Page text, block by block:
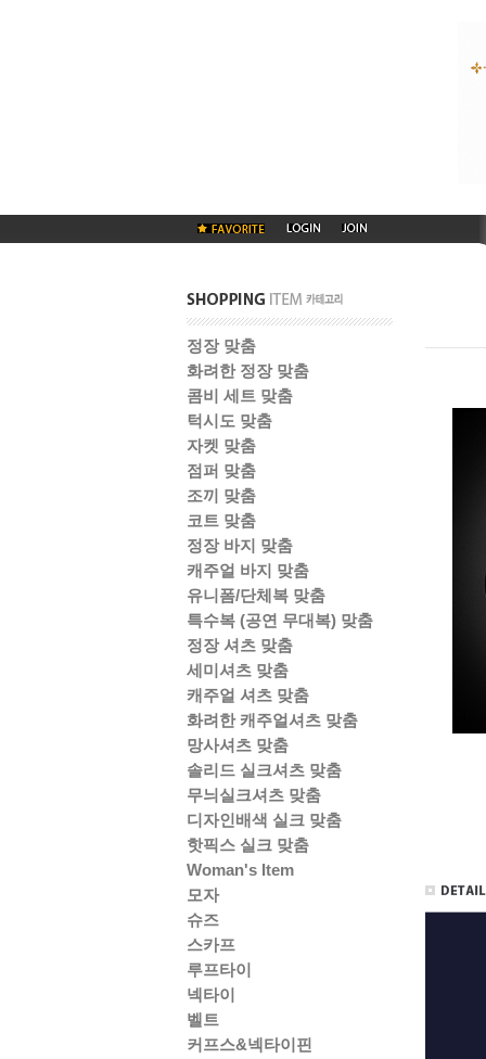
정장 맞춤
화려한 정장 맞춤
콤비 세트 맞춤
턱시도 맞춤
자켓 맞춤
점퍼 맞춤
조끼 맞춤
코트 맞춤
정장 바지 맞춤
캐주얼 바지 맞춤
유니폼/단체복 맞춤
특수복 (공연 무대복) 맞춤
정장 셔츠 맞춤
세미셔츠 맞춤
캐주얼 셔츠 맞춤
화려한 캐주얼셔츠 맞춤
망사셔츠 맞춤
솔리드 실크셔츠 맞춤
무늬실크셔츠 맞춤
디자인배색 실크 맞춤
핫픽스 실크 맞춤
Woman's Item
모자
슈즈
스카프
루프타이
넥타이
벨트
커프스&넥타이핀